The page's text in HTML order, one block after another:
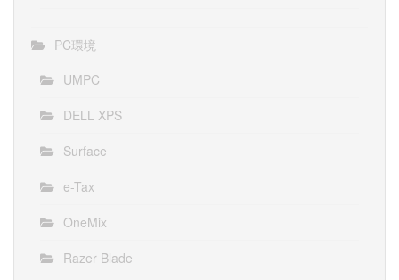
PC環境
UMPC
DELL XPS
Surface
e-Tax
OneMix
Razer Blade